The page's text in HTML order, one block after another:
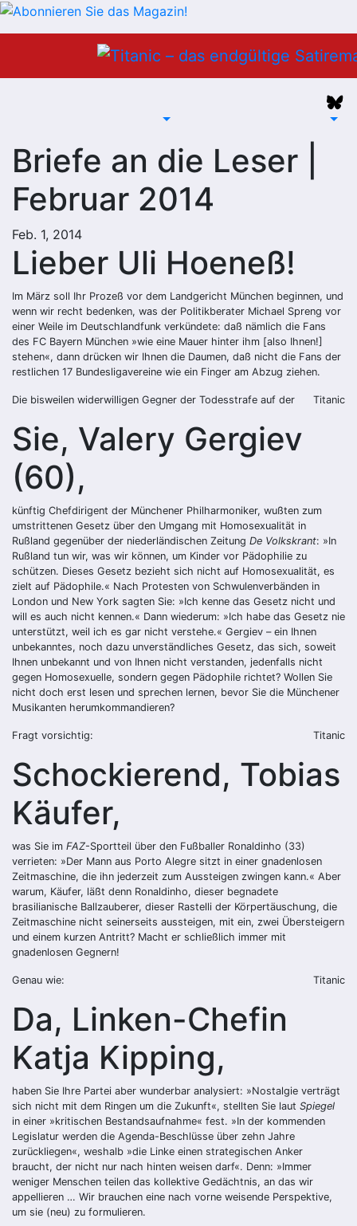
Briefe an die Leser |
Februar 2014
Feb. 1, 2014
Lieber Uli Hoeneß!
Im März soll Ihr Prozeß vor dem Landgericht München beginnen, und
wenn wir recht bedenken, was der Politikberater Michael Spreng vor
einer Weile im Deutschlandfunk verkündete: daß nämlich die Fans
des FC Bayern München »wie eine Mauer hinter ihm [also Ihnen!]
stehen«, dann drücken wir Ihnen die Daumen, daß nicht die Fans der
restlichen 17 Bundesligavereine wie ein Finger am Abzug ziehen.
Die bisweilen widerwilligen Gegner der Todesstrafe auf der Titanic
Sie, Valery Gergiev
(60),
künftig Chefdirigent der Münchener Philharmoniker, wußten zum
umstrittenen Gesetz über den Umgang mit Homosexualität in
Rußland gegenüber der niederländischen Zeitung De Volkskrant: »In
Rußland tun wir, was wir können, um Kinder vor Pädophilie zu
schützen. Dieses Gesetz bezieht sich nicht auf Homosexualität, es
zielt auf Pädophile.« Nach Protesten von Schwulenverbänden in
London und New York sagten Sie: »Ich kenne das Gesetz nicht und
will es auch nicht kennen.« Dann wiederum: »Ich habe das Gesetz nie
unterstützt, weil ich es gar nicht verstehe.« Gergiev – ein Ihnen
unbekanntes, noch dazu unverständliches Gesetz, das sich, soweit
Ihnen unbekannt und von Ihnen nicht verstanden, jedenfalls nicht
gegen Homosexuelle, sondern gegen Pädophile richtet? Wollen Sie
nicht doch erst lesen und sprechen lernen, bevor Sie die Münchener
Musikanten herumkommandieren?
Fragt vorsichtig: Titanic
Schockierend, Tobias
Käufer,
was Sie im FAZ-Sportteil über den Fußballer Ronaldinho (33)
verrieten: »Der Mann aus Porto Alegre sitzt in einer gnadenlosen
Zeitmaschine, die ihn jederzeit zum Aussteigen zwingen kann.« Aber
warum, Käufer, läßt denn Ronaldinho, dieser begnadete
brasilianische Ballzauberer, dieser Rastelli der Körpertäuschung, die
Zeitmaschine nicht seinerseits aussteigen, mit ein, zwei Übersteigern
und einem kurzen Antritt? Macht er schließlich immer mit
gnadenlosen Gegnern!
Genau wie: Titanic
Da, Linken-Chefin
Katja Kipping,
haben Sie Ihre Partei aber wunderbar analysiert: »Nostalgie verträgt
sich nicht mit dem Ringen um die Zukunft«, stellten Sie laut Spiegel
in einer »kritischen Bestandsaufnahme« fest. »In der kommenden
Legislatur werden die Agenda-Beschlüsse über zehn Jahre
zurückliegen«, weshalb »die Linke einen strategischen Anker
braucht, der nicht nur nach hinten weisen darf«. Denn: »Immer
weniger Menschen teilen das kollektive Gedächtnis, an das wir
appellieren … Wir brauchen eine nach vorne weisende Perspektive,
um sie (neu) zu formulieren.